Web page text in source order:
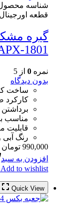
شناسه
قطعه اورجینال
گیره
1801
نمره 0 از 5
بدون دیدگاه
ساخت
کارکرد
مناسب
قابلیت
رنگ
990,000 تومان
افزودن به سبد
Add to wishlist
Quick View